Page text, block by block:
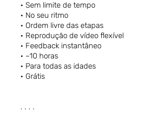
• Sem limite de tempo
• No seu ritmo
• Ordem livre das etapas
• Reprodução de vídeo flexível
• Feedback instantâneo
• ~10 horas
• Para todas as idades
• Grátis
. . . .